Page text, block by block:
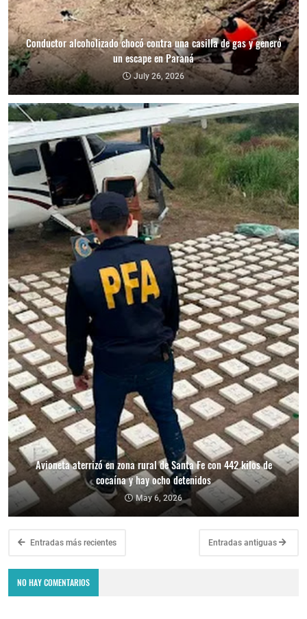
Conductor alcoholizado chocó contra una casilla de gas y generó
un escape en Paraná
July 26, 2026
Avioneta aterrizó en zona rural de Santa Fe con 442 kilos de
cocaína y hay ocho detenidos
May 6, 2026
Entradas más recientes Entradas antiguas
NO HAY COMENTARIOS